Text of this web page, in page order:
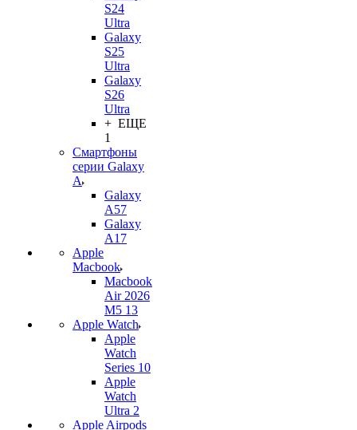
S24
Ultra
Galaxy
S25
Ultra
Galaxy
S26
Ultra
+ ЕЩЕ
1
Смартфоны
серии Galaxy
A
Galaxy
A57
Galaxy
A17
Apple
Macbook
Macbook
Air 2026
M5 13
Apple Watch
Apple
Watch
Series 10
Apple
Watch
Ultra 2
Apple Airpods